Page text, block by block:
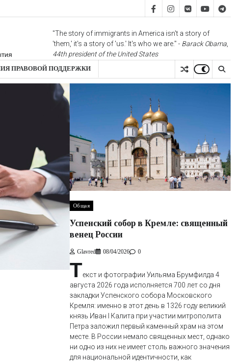
FB IS vk YT TG
"The story of immigrants in America isn't a story of
'them,' it's a story of 'us.' It's who we are." - Barack Obama
44th president of the United States
ПРАВОВОЙ ПОДДЕРЖКИ
Общая
Успенский собор в Кремле: священный
венец России
Glavred 08/04/2026 0
Текст и фотографии Уильяма Брумфилда 4
августа 2026 года исполняется 700 лет со дня
закладки Успенского собора Московского
Кремля: именно в этот день в 1326 году великий
князь Иван I Калита при участии митрополита
Петра заложил первый каменный храм на этом
месте. В России немало священных мест, однако
ни одно из них не имеет столь важного значения
для национальной идентичности, как